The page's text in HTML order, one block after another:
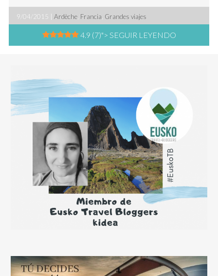
9/04/2015 |Ardèche Francia Grandes viajes
4.9 (7)"> SEGUIR LEYENDO